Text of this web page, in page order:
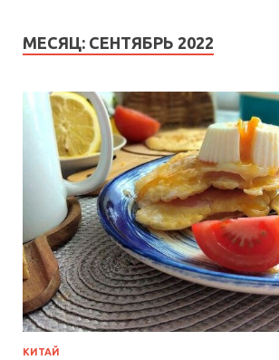
МЕСЯЦ: СЕНТЯБРЬ 2022
КИТАЙ